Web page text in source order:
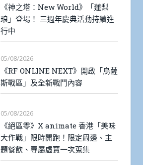
《神之塔：New World》「蓮梨
琅」登場！ 三週年慶典活動持續進
行中
05/08/2026
《RF ONLINE NEXT》開啟「烏薩
斯戰區」及全新戰鬥內容
05/08/2026
《絕區零》X animate 香港「美味
大作戰」限時開跑！限定周邊、主
題餐飲、專屬虛寶一次蒐集